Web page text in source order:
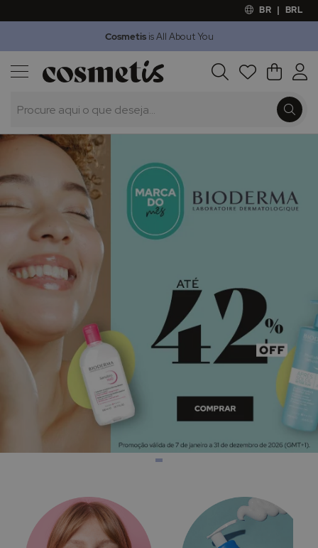
BR | BRL
Cosmetisis All About You
Procura O Meu
Outlet